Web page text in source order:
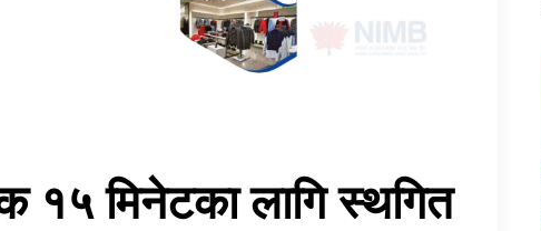
१५ मिनेटका लागि स्थगित